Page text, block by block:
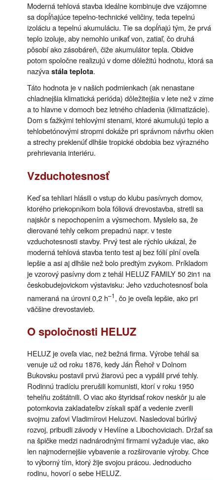
Moderná tehlová stavba ideálne kombinuje dve vzájomne
sa dopĺňajúce tepelno-technické veličiny, teda tepelnú
izoláciu a tepelnú akumuláciu. Tie sa dopĺňajú tým, že prvá
teplo izoluje, aby nemohlo unikať von, zatiaľ, čo druhá
pôsobí ako zásobáreň, čiže akumulátor tepla. Obidve
potom spoločne realizujú v dome dôležitú hodnotu, ktorá sa
nazývastála teplota.
Táto hodnota je v našich podmienkach (ak nenastane
chladnejšia klimatická perióda) dôležitejšia v lete než v zime
a to hlavne v domoch bez letného chladenia (klimatizácie).
Dom s ťažkými tehlovými stenami, ktoré akumulujú teplo a
tehlobetónovými stropmi dokáže pri správnom návrhu okien
a strechy preklenúť dlhšie tropické obdobia bez výrazného
prehrievania interiéru.
Vzduchotesnosť
Keď sa tehliari hlásili o vstup do klubu pasívnych domov,
ktorého priekopníkom bola fóliová drevostavba, stretli sa
najskôr s nepochopením a výsmechom. Myslelo sa, že
dierované tehly celkom prepadnú napr. v teste
vzduchotesnosti stavby. Prvý test ale rýchlo ukázal, že
moderná tehlová stavba tento test aj bez fólií plní oveľa
lepšie a asi aj dlhšie než bolo predtým zvykom. Príkladom
je vzorový pasívny dom z tehál HELUZ FAMILY 50 2in1 na
českobudejovickom výstavisku: Jeho vzduchotesnosť bola
nameraná na úrovni 0,2 h–1, čo je oveľa lepšie, ako pri
väčšine drevostavieb.
O spoločnosti HELUZ
HELUZ je oveľa viac, než bežná firma. Výrobe tehál sa
venuje už od roku 1876, kedy Ján Řehoř v Dolnom
Bukovsku postavil prvú žiarovú pec a vypálil prvé tehly.
Rodinnú tradíciu prerušili komunisti, ktorí v roku 1950
tehelňu zoštátnili. O viac ako štyridsať rokov neskôr ju ale
potomkovia zakladateľov získali späť a vedenie zverili
svojmu zaťovi Vladimírovi Heluzovi. Nasledoval búrlivý
rozvoj, pribudli závody v Hevlíne a Libochoviciach. Držať sa
na špičke medzi nadnárodnými firmami vyžaduje viac, ako
len najmodernejšie vybavenie a rozširovanie výroby. Chce
to výborný tím, ktorý žije svojou prácou. Jednoducho
rodinu, hovorí o sebe HELUZ.